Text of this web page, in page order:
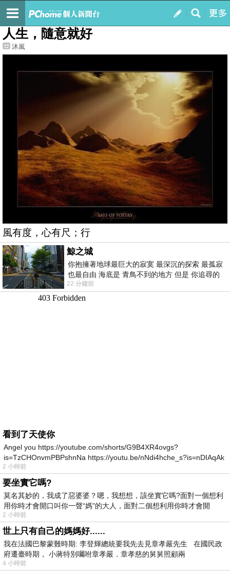
我的
最新文章
人生，隨意就好
沐嵐
風有度，心有尺；行
鯨之城
你抱擁著地球最巨大的寂寞 最深沉的探索 最孤寂
也最自由 海底是 青鳥不到的地方 但是 你追尋的
幸福 可以比珍珠更
22 分鐘前
看到了天使你
Angel you https://youtube.com/shorts/G9B4XR4ovgs?
is=TzCHOnvmPBPshnNa https://youtu.be/nNdi4hche_s?is=nDIAqAk
2 小時前
要坐實它嗎?
莫名其妙的，我成了惡婆婆？嗯，我想想，該坐實它嗎?面對一個想利
用你時才會開口叫你一聲“媽"的大人，面對二個想利用你時才會開
2 小時前
世上只有自己的媽媽好......
我在法國巴黎蒙難時期: 李登輝總統要我先去見章孝嚴先生 在國民政
府遷臺時期， 小蔣特別囑咐章孝嚴．章孝慈的舅舅照顧兩
4 小時前